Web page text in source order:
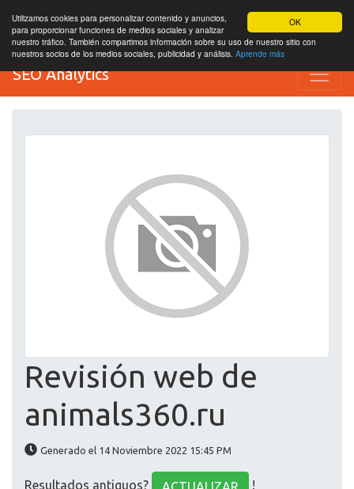
OK
Utilizamos cookies para personalizar contenido y anuncios,
para proporcionar funciones de medios sociales y analizar
nuestro tráfico. También compartimos información sobre su uso de nuestro sitio con
nuestros socios de los medios sociales, publicidad y análisis. Aprende más
SEO Analytics
Revisión web de
animals360.ru
Generado el 14 Noviembre 2022 15:45 PM
Resultados antiguos? !